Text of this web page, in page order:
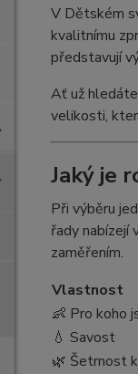
V Dětském
kvalitnímu
představují
Ať už
velikosti,
Jaký je
Při výběru
řady nabízejí
zaměřením.
Vlastnost
👶 Pro koho
💧 Savost
🌿 Šetrnost